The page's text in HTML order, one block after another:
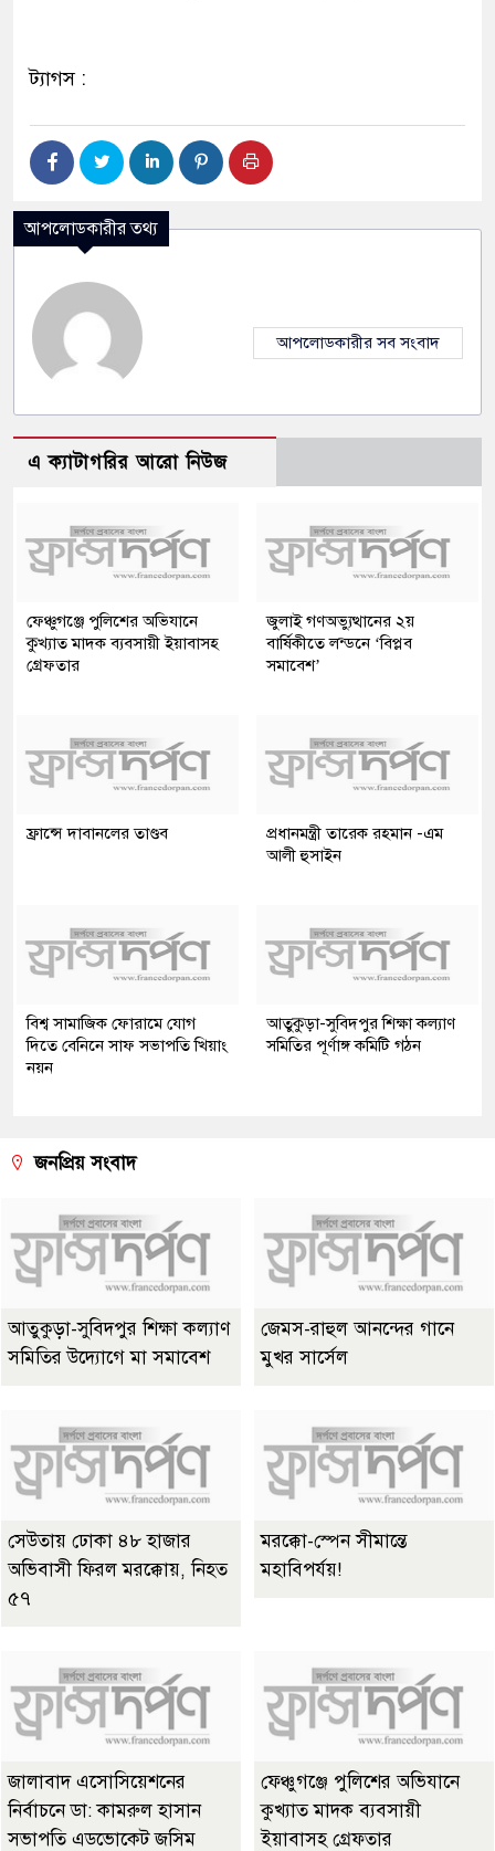
ট্যাগস :
আপলোডকারীর তথ্য
আপলোডকারীর সব সংবাদ
এ ক্যাটাগরির আরো নিউজ
ফেঞ্চুগঞ্জে পুলিশের অভিযানে
কুখ্যাত মাদক ব্যবসায়ী ইয়াবাসহ
গ্রেফতার
জুলাই গণঅভ্যুত্থানের ২য়
বার্ষিকীতে লন্ডনে ‘বিপ্লব
সমাবেশ’
ফ্রান্সে দাবানলের তাণ্ডব
প্রধানমন্ত্রী তারেক রহমান -এম
আলী হুসাইন
বিশ্ব সামাজিক ফোরামে যোগ
দিতে বেনিনে সাফ সভাপতি খিয়াং
নয়ন
আতুকুড়া-সুবিদপুর শিক্ষা কল্যাণ
সমিতির পূর্ণাঙ্গ কমিটি গঠন
জনপ্রিয় সংবাদ
আতুকুড়া-সুবিদপুর শিক্ষা কল্যাণ
সমিতির উদ্যোগে মা সমাবেশ
জেমস-রাহুল আনন্দের গানে
মুখর সার্সেল
সেউতায় ঢোকা ৪৮ হাজার
অভিবাসী ফিরল মরক্কোয়, নিহত
৫৭
মরক্কো-স্পেন সীমান্তে
মহাবিপর্যয়!
জালাবাদ এসোসিয়েশনের
নির্বাচনে ডা: কামরুল হাসান
সভাপতি এডভোকেট জসিম
ফেঞ্চুগঞ্জে পুলিশের অভিযানে
কুখ্যাত মাদক ব্যবসায়ী
ইয়াবাসহ গ্রেফতার